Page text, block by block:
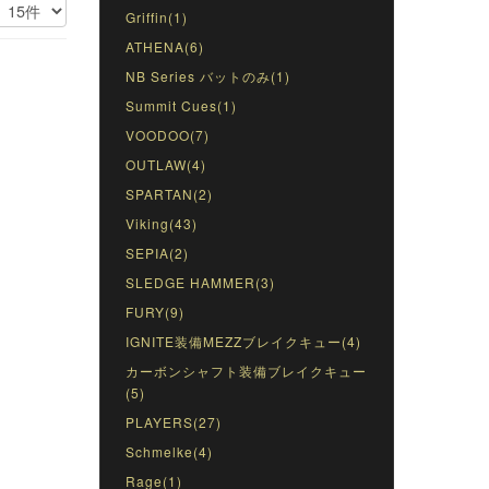
Griffin(1)
ATHENA(6)
NB Series バットのみ(1)
Summit Cues(1)
VOODOO(7)
OUTLAW(4)
SPARTAN(2)
Viking(43)
SEPIA(2)
SLEDGE HAMMER(3)
FURY(9)
IGNITE装備MEZZブレイクキュー(4)
カーボンシャフト装備ブレイクキュー
(5)
PLAYERS(27)
Schmelke(4)
Rage(1)